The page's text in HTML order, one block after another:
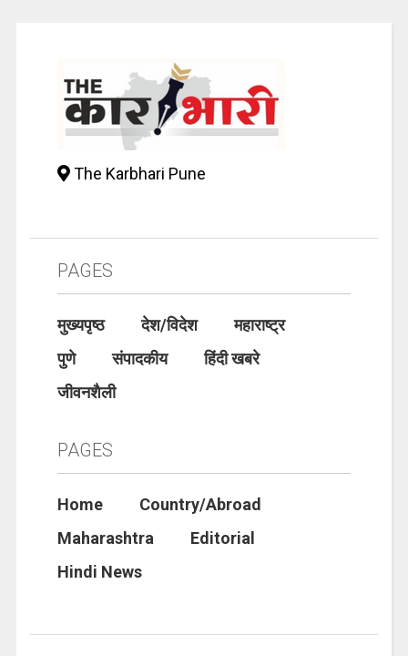
The Karbhari Pune
PAGES
मुख्यपृष्ठ देश/विदेश
महाराष्ट्र
पुणे
संपादकीय
हिंदी खबरे
जीवनशैली
PAGES
Home
Country/Abroad
Maharashtra
Editorial
Hindi News